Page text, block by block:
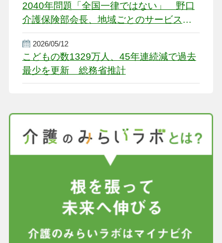
2040年問題「全国一律ではない」 野口
介護保険部会長、地域ごとのサービス基
盤整備を促す
2026/05/12
こどもの数1329万人、45年連続減で過去
最少を更新 総務省推計